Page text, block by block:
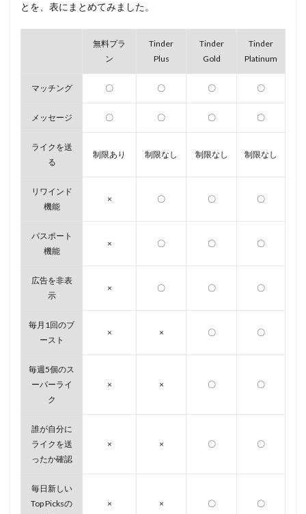
とを、表にまとめてみました。
無料プラ
ン
Tinder
Plus
Tinder
Gold
Tinder
Platinum
マッチング 〇 〇 〇 〇
メッセージ 〇 〇 〇 〇
ライクを送
る
制限あり 制限なし 制限なし 制限なし
リワインド
機能
× 〇 〇 〇
パスポート
機能
× 〇 〇 〇
広告を非表
示
× 〇 〇 〇
毎月1回のブ
ースト
× × 〇 〇
毎週5個のス
ーパーライ
ク
× × 〇 〇
誰が自分に
ライクを送
ったか確認
× × 〇 〇
毎日新しい
Top Picksの
× × 〇 〇